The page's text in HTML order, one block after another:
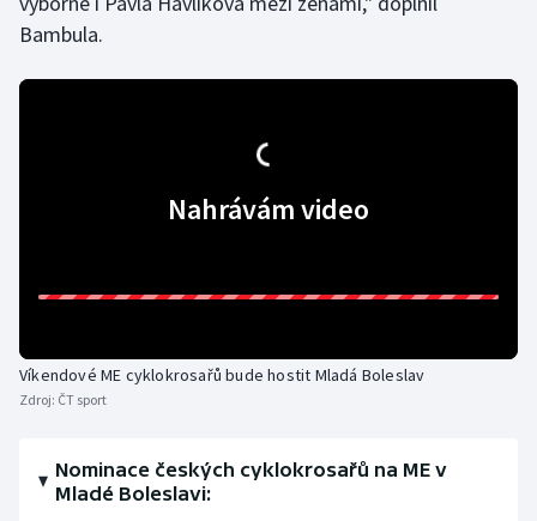
Rychlobruslení
Rychlostní kanoistika
Triatlon
Veslování
Volejbal
Bambula.
Nahrávám video
Víkendové ME cyklokrosařů bude hostit Mladá Boleslav
Zdroj: ČT sport
Nominace českých cyklokrosařů na ME v
Mladé Boleslavi: